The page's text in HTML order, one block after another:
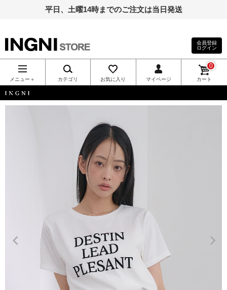
平日、土曜14時までのご注文は当日発送
INGNI（イン
グ）公式通
販｜INGNI
会員登録
ログイン
メニュー＋ カテゴリ お気に入り マイページ カート
0
INGNI